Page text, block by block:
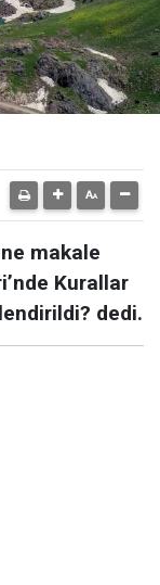
makale
Kurallar
dedi.